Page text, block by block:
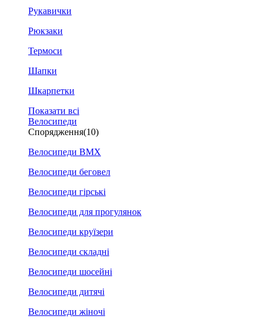
Рукавички
Рюкзаки
Термоси
Шапки
Шкарпетки
Показати всі
Велосипеди
Спорядження(10)
Велосипеди BMX
Велосипеди беговел
Велосипеди гірські
Велосипеди для прогулянок
Велосипеди круїзери
Велосипеди складні
Велосипеди шосейні
Велосипеди дитячі
Велосипеди жіночі